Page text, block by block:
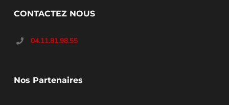
CONTACTEZ NOUS
04.11.81.98.55
Nos Partenaires